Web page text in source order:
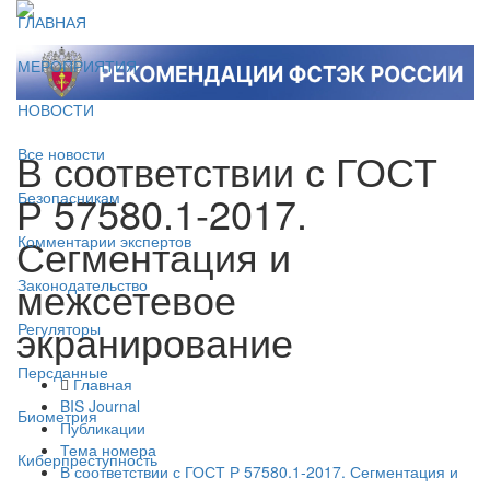
ГЛАВНАЯ
МЕРОПРИЯТИЯ
НОВОСТИ
Все новости
Безопасникам
Комментарии экспертов
Законодательство
Регуляторы
Персданные
Биометрия
Киберпреступность
В соответствии с ГОСТ
Р 57580.1-2017.
Сегментация и
межсетевое
экранирование
Главная
BIS Journal
Публикации
Тема номера
В соответствии с ГОСТ Р 57580.1-2017. Сегментация и